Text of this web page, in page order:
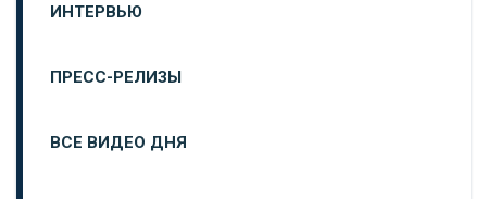
ИНТЕРВЬЮ
ПРЕСС-РЕЛИЗЫ
ВСЕ ВИДЕО ДНЯ